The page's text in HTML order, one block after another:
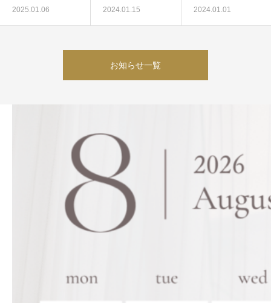
2025.01.06 2024.01.15 2024.01.01
お知らせ一覧